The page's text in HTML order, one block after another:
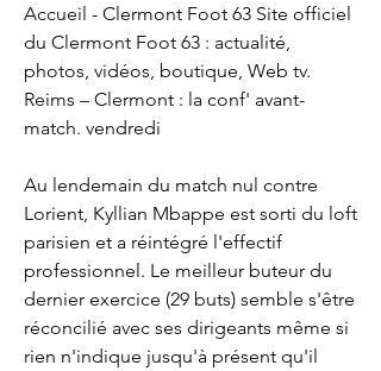
Accueil - Clermont Foot 63 Site officiel
du Clermont Foot 63 : actualité,
photos, vidéos, boutique, Web tv.
Reims – Clermont : la conf' avant-
match. vendredi
Au lendemain du match nul contre
Lorient, Kyllian Mbappe est sorti du loft
parisien et a réintégré l'effectif
professionnel. Le meilleur buteur du
dernier exercice (29 buts) semble s'être
réconcilié avec ses dirigeants même si
rien n'indique jusqu'à présent qu'il